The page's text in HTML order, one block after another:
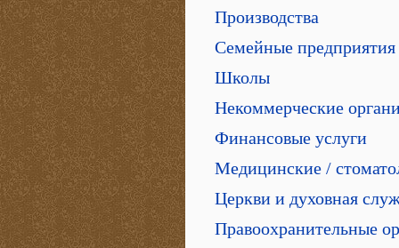
Производства
Семейные предприятия
Школы
Некоммерческие
Финансовые услуги
Медицинские /
Церкви и духовная
Правоохранительные